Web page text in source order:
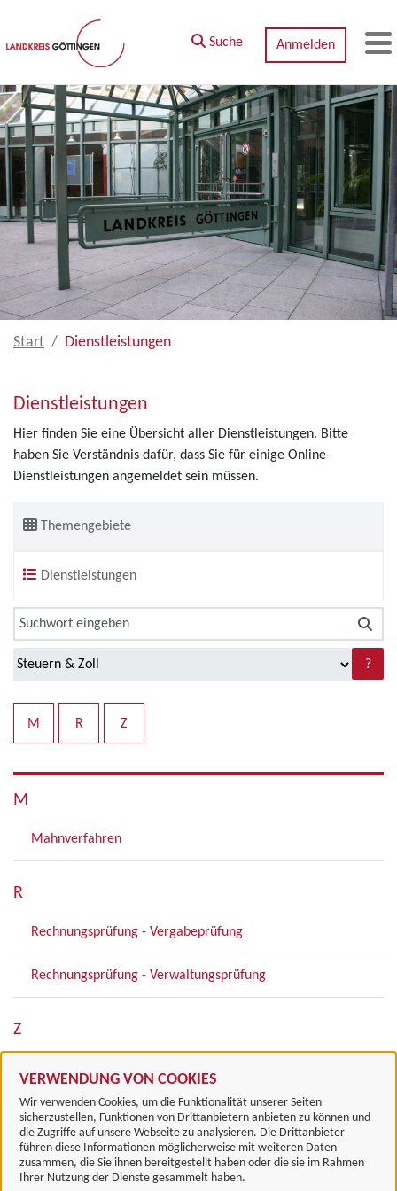
Zum Hauptinhalt springen
VERWENDUNG VON COOKIES
Wir verwenden Cookies, um die Funktionalität unserer Seiten
sicherzustellen, Funktionen von Drittanbietern anbieten zu können und
die Zugriffe auf unsere Webseite zu analysieren. Die Drittanbieter
führen diese Informationen möglicherweise mit weiteren Daten
zusammen, die Sie ihnen bereitgestellt haben oder die sie im Rahmen
Ihrer Nutzung der Dienste gesammelt haben.
Suche Anmelden
Start Dienstleistungen
Dienstleistungen
Hier finden Sie eine Übersicht aller Dienstleistungen. Bitte
haben Sie Verständnis dafür, dass Sie für einige Online-
Dienstleistungen angemeldet sein müssen.
Themengebiete
Dienstleistungen
?
M R Z
M
Mahnverfahren
R
Rechnungsprüfung - Vergabeprüfung
Rechnungsprüfung - Verwaltungsprüfung
Z
Landkreis Göttingen